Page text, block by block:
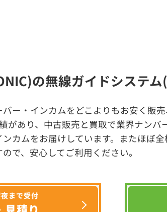
の無線ガイドシステ
ー・インカムをどこよりもお安く販
があり、中古販売と買取で業界ナン
カムをお届けしています。またほぼ
で、安心してご利用ください。
まで受付